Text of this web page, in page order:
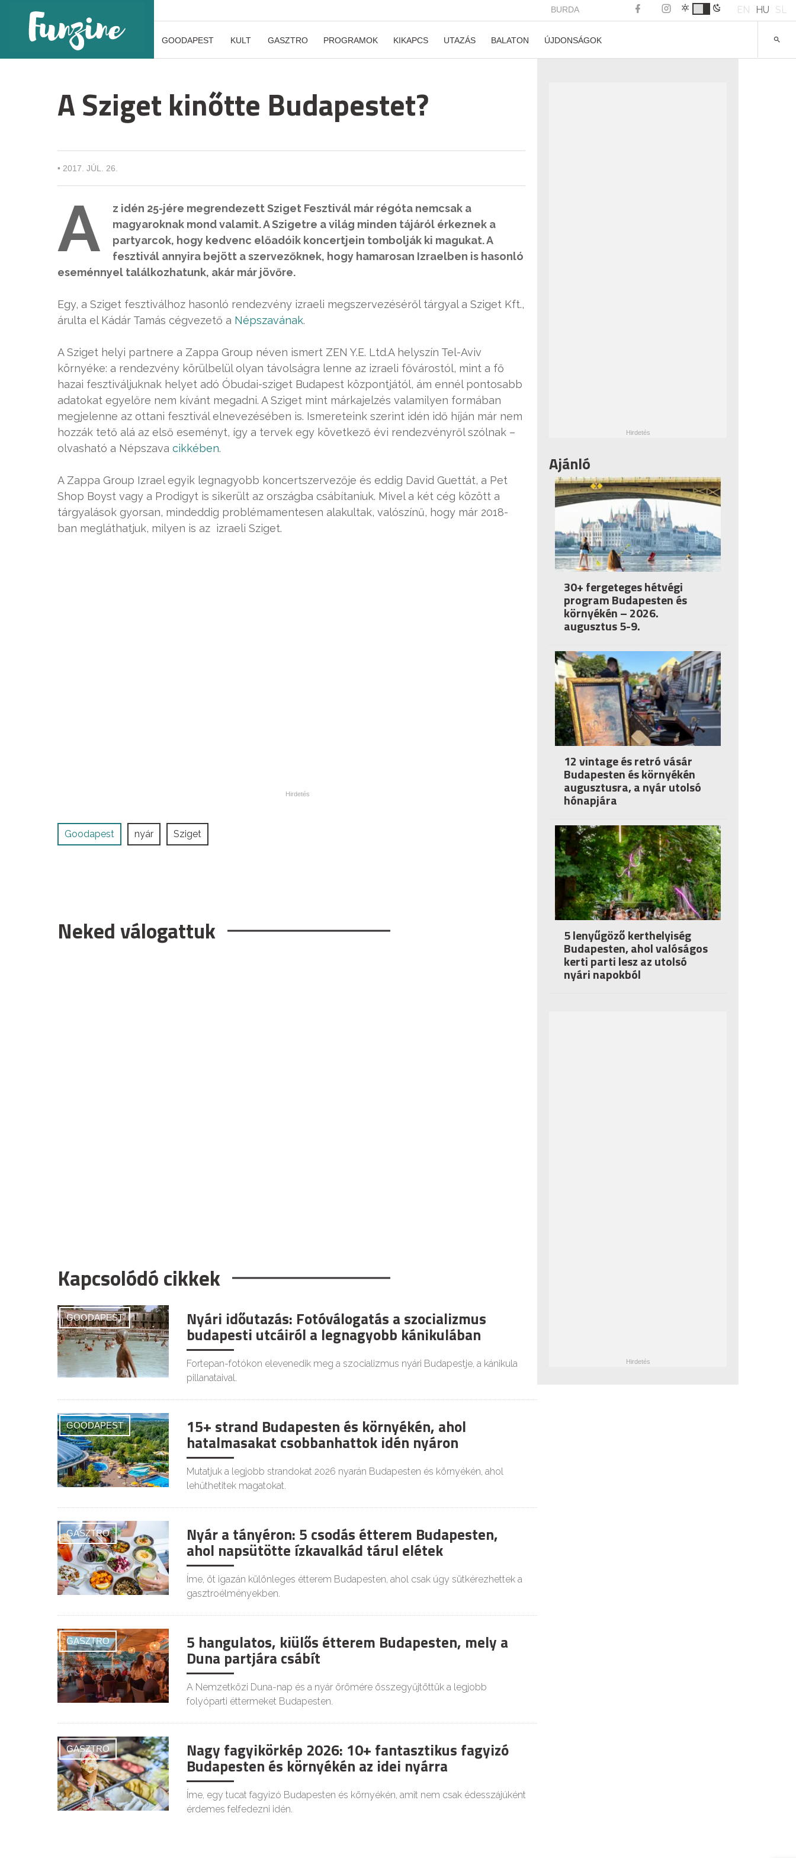
BURDA EN HU SL
GOODAPEST KULT GASZTRO PROGRAMOK KIKAPCS UTAZÁS BALATON ÚJDONSÁGOK
A Sziget kinőtte Budapestet?
• 2017. JÚL. 26.
A
z idén 25-jére megrendezett Sziget Fesztivál már régóta nemcsak a
magyaroknak mond valamit. A Szigetre a világ minden tájáról érkeznek a
partyarcok, hogy kedvenc előadóik koncertjein tombolják ki magukat. A
fesztivál annyira bejött a szervezőknek, hogy hamarosan Izraelben is hasonló
eseménnyel találkozhatunk, akár már jövőre.
Egy, a Sziget fesztiválhoz hasonló rendezvény izraeli megszervezéséről tárgyal a Sziget Kft.,
árulta el Kádár Tamás cégvezető a Népszavának.
A Sziget helyi partnere a Zappa Group néven ismert ZEN Y.E. Ltd.A helyszín Tel-Aviv
környéke: a rendezvény körülbelül olyan távolságra lenne az izraeli fővárostól, mint a fő
hazai fesztiváljuknak helyet adó Óbudai-sziget Budapest központjától, ám ennél pontosabb
adatokat egyelőre nem kívánt megadni. A Sziget mint márkajelzés valamilyen formában
megjelenne az ottani fesztivál elnevezésében is. Ismereteink szerint idén idő híján már nem
hozzák tető alá az első eseményt, így a tervek egy következő évi rendezvényről szólnak –
olvasható a Népszava cikkében.
A Zappa Group Izrael egyik legnagyobb koncertszervezője és eddig David Guettát, a Pet
Shop Boyst vagy a Prodigyt is sikerült az országba csábítaniuk. Mivel a két cég között a
tárgyalások gyorsan, mindeddig problémamentesen alakultak, valószínű, hogy már 2018-
ban megláthatjuk, milyen is az izraeli Sziget.
Goodapest nyár Sziget
Neked válogattuk
Kapcsolódó cikkek
GOODAPEST Nyári időutazás: Fotóválogatás a szocializmus
budapesti utcáiról a legnagyobb kánikulában
Fortepan-fotókon elevenedik meg a szocializmus nyári Budapestje, a kánikula
pillanataival.
GOODAPEST 15+ strand Budapesten és környékén, ahol
hatalmasakat csobbanhattok idén nyáron
Mutatjuk a legjobb strandokat 2026 nyarán Budapesten és környékén, ahol
lehűthetitek magatokat.
GASZTRO Nyár a tányéron: 5 csodás étterem Budapesten,
ahol napsütötte ízkavalkád tárul elétek
Íme, öt igazán különleges étterem Budapesten, ahol csak úgy sütkérezhettek a
gasztroélményekben.
GASZTRO 5 hangulatos, kiülős étterem Budapesten, mely a
Duna partjára csábít
A Nemzetközi Duna-nap és a nyár örömére összegyűjtöttük a legjobb
folyóparti éttermeket Budapesten.
GASZTRO Nagy fagyikörkép 2026: 10+ fantasztikus fagyizó
Budapesten és környékén az idei nyárra
Íme, egy tucat fagyizó Budapesten és környékén, amit nem csak édesszájúként
érdemes felfedezni idén.
Ajánló
30+ fergeteges hétvégi
program Budapesten és
környékén – 2026.
augusztus 5-9.
12 vintage és retró vásár
Budapesten és környékén
augusztusra, a nyár utolsó
hónapjára
5 lenyűgöző kerthelyiség
Budapesten, ahol valóságos
kerti parti lesz az utolsó
nyári napokból